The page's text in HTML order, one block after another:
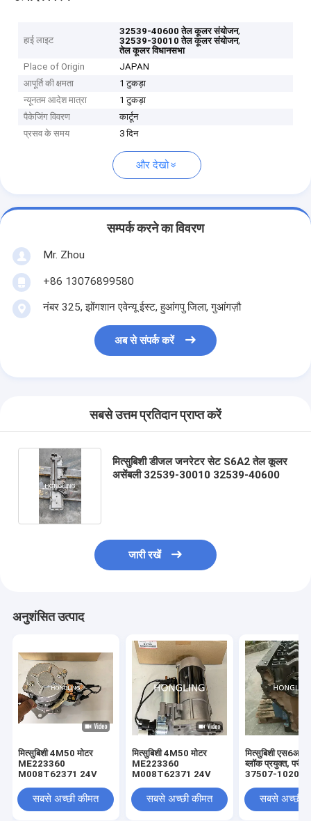
हाई लाइट
32539-40600 तेल कूलर संयोजन,
32539-30010 तेल कूलर संयोजन,
तेल कूलर विधानसभा
Place of Origin
JAPAN
आपूर्ति की क्षमता
1 टुकड़ा
न्यूनतम आदेश मात्रा
1 टुकड़ा
पैकेजिंग विवरण
कार्टून
प्रसव के समय
3 दिन
और देखो
सम्पर्क करने का विवरण
Mr. Zhou
+86 13076899580
नंबर 325, झोंगशान एवेन्यू ईस्ट, हुआंगपु जिला, गुआंगज़ौ
अब से संपर्क करें
सबसे उत्तम प्रतिदान प्राप्त करें
मित्सुबिशी डीजल जनरेटर सेट S6A2 तेल कूलर
असेंबली 32539-30010 32539-40600
जारी रखें
अनुशंसित उत्पाद
मित्सुबिशी 4M50 मोटर
ME223360
M008T62371 24V
सबसे अच्छी कीमत
मित्सुबिशी 4M50 मोटर
ME223360
M008T62371 24V
सबसे अच्छी कीमत
मित्सुबिशी एस6आर
ब्लॉक प्रयुक्त,
37507-10200
सबसे अच्छी